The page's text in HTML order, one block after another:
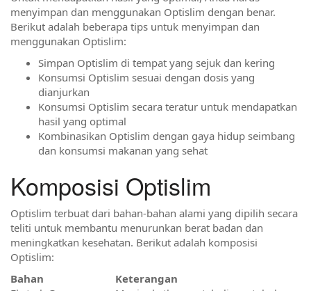
menyimpan dan menggunakan Optislim dengan benar.
Berikut adalah beberapa tips untuk menyimpan dan
menggunakan Optislim:
Simpan Optislim di tempat yang sejuk dan kering
Konsumsi Optislim sesuai dengan dosis yang
dianjurkan
Konsumsi Optislim secara teratur untuk mendapatkan
hasil yang optimal
Kombinasikan Optislim dengan gaya hidup seimbang
dan konsumsi makanan yang sehat
Komposisi Optislim
Optislim terbuat dari bahan-bahan alami yang dipilih secara
teliti untuk membantu menurunkan berat badan dan
meningkatkan kesehatan. Berikut adalah komposisi
Optislim:
Bahan
Keterangan